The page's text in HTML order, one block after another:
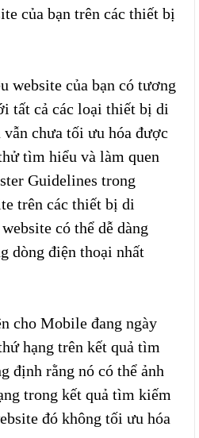
của bạn trên các thiết bị
website của bạn có tương
tất cả các loại thiết bị di
chưa tối ưu hóa được
tìm hiểu và làm quen
Guidelines trong
trên các thiết bị di
có thể dễ dàng
dòng điện thoại nhất
cho Mobile đang ngày
hạng trên kết quả tìm
định rằng nó có thể ảnh
trong kết quả tìm kiếm
đó không tối ưu hóa